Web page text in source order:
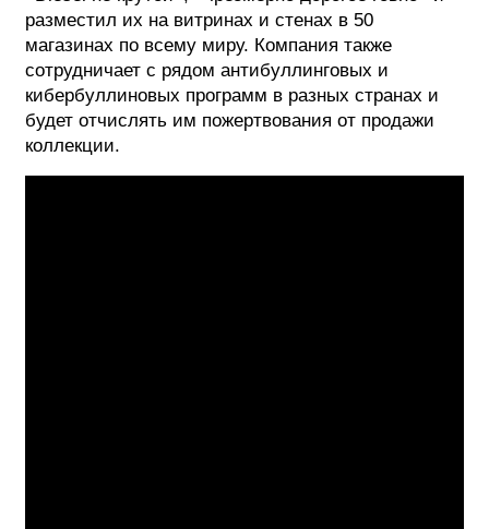
разместил их на витринах и стенах в 50
магазинах по всему миру. Компания также
сотрудничает с рядом антибуллинговых и
кибербуллиновых программ в разных странах и
будет отчислять им пожертвования от продажи
коллекции.